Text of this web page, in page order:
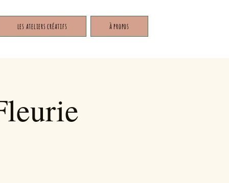
les ateliers créatifs à propos